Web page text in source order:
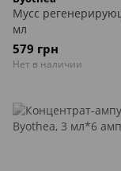
Мусс
мл
579 грн
Нет в наличии